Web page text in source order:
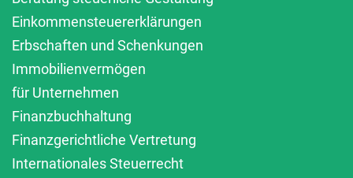
Einkommensteuererklärungen
Erbschaften und Schenkungen
Immobilienvermögen
für Unternehmen
Finanzbuchhaltung
Finanzgerichtliche Vertretung
Internationales Steuerrecht